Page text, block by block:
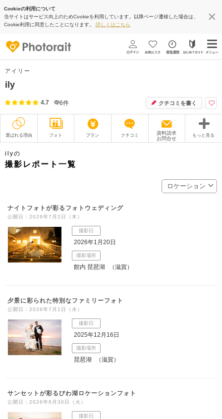
Cookieの利用について
当サイトはサービス向上のためCookieを利用しています。以降ページ遷移した場合は、
Cookie利用に同意したことになります。 詳しくはこちら
アイリー
ily
4.7 6件 クチコミを書く
選ばれる理由 フォト プラン クチコミ
資料請求
お問合せ
もっと見る
アクセス/TEL
ilyの
撮影レポート一覧
ロケーション
ナイトフォトが彩るフォトウェディング
公開日：2026年7月2日（木）
撮影日
2026年1月20日
撮影場所
館内 琵琶湖 （滋賀）
夕景に彩られた特別なファミリーフォト
公開日：2026年7月1日（水）
撮影日
2025年12月16日
撮影場所
琵琶湖 （滋賀）
サンセットが彩るびわ湖ロケーションフォト
公開日：2026年6月30日（火）
撮影日